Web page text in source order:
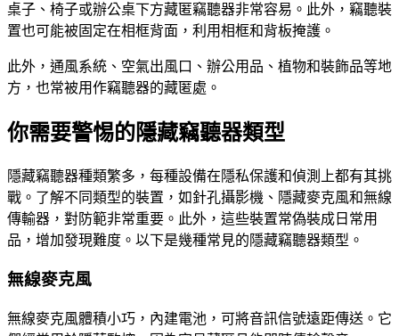
桌子、椅子或辦公桌下方藏匿竊聽器非常容易。此外，竊聽裝
置也可能被固定在相框背面，利用相框和背板掩護。
此外，通風系統、空氣出風口、辦公用品、植物和裝飾品等地
方，也常被用作竊聽器的藏匿處。
你需要警惕的隱藏竊聽器類型
隱藏竊聽器種類繁多，每種設備在隱私保護和偵測上都有其挑
戰。了解不同類型的裝置，如針孔攝影機、隱藏麥克風和無線
傳輸器，對防範非常重要。此外，這些裝置常偽裝成日常用
品，增加發現難度。以下是幾種常見的隱藏竊聽器類型。
無線麥克風
無線麥克風體積小巧，內建電池，可將音訊信號遠距傳送。它